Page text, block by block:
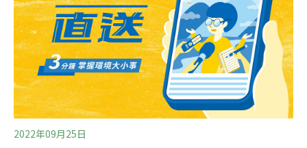
的石膏板、矽酸鈣板經加工處理後，符合檢驗標準就可以
再次拿來蓋房子。廢棄營建木材、橡膠的再利用管道也更
多元，未來有機會允許再製為固體再生燃料（SRF）。內
政部營建署建築管理科科長劉奇岳說明，新辦法
2022年09月25日